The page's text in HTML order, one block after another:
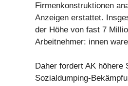
Firmenkonstruktionen
Anzeigen erstattet.
der Höhe von fast 7
Arbeitnehmer: innen
Daher fordert AK höhere
Sozialdumping-